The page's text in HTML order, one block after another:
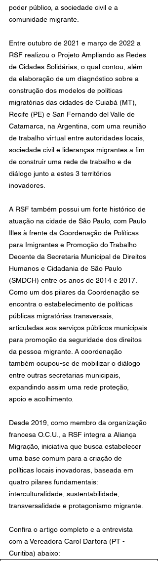
poder público, a sociedade civil e a
comunidade migrante.
Entre outubro de 2021 e março de 2022 a
RSF realizou o Projeto Ampliando as Redes
de Cidades Solidárias, o qual contou, além
da elaboração de um diagnóstico sobre a
construção dos modelos de políticas
migratórias das cidades de Cuiabá (MT),
Recife (PE) e San Fernando del Valle de
Catamarca, na Argentina, com uma reunião
de trabalho virtual entre autoridades locais,
sociedade civil e lideranças migrantes a fim
de construir uma rede de trabalho e de
diálogo junto a estes 3 territórios
inovadores.
A RSF também possui um forte histórico de
atuação na cidade de São Paulo, com Paulo
Illes à frente da Coordenação de Políticas
para Imigrantes e Promoção do Trabalho
Decente da Secretaria Municipal de Direitos
Humanos e Cidadania de São Paulo
(SMDCH) entre os anos de 2014 e 2017.
Como um dos pilares da Coordenação se
encontra o estabelecimento de políticas
públicas migratórias transversais,
articuladas aos serviços públicos municipais
para promoção da seguridade dos direitos
da pessoa migrante. A coordenação
também ocupou-se de mobilizar o diálogo
entre outras secretarias municipais,
expandindo assim uma rede proteção,
apoio e acolhimento.
Desde 2019, como membro da organização
francesa O.C.U., a RSF integra a Aliança
Migração, iniciativa que busca estabelecer
uma base comum para a criação de
políticas locais inovadoras, baseada em
quatro pilares fundamentais:
interculturalidade, sustentabilidade,
transversalidade e protagonismo migrante.
Confira o artigo completo e a entrevista
com a Vereadora Carol Dartora (PT -
Curitiba) abaixo: